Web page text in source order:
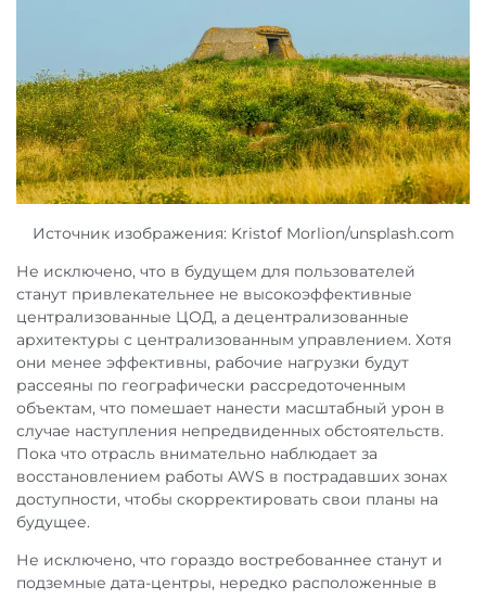
Источник изображения: Kristof Morlion/unsplash.com
Не исключено, что в будущем для пользователей
станут привлекательнее не высокоэффективные
централизованные ЦОД, а децентрализованные
архитектуры с централизованным управлением. Хотя
они менее эффективны, рабочие нагрузки будут
рассеяны по географически рассредоточенным
объектам, что помешает нанести масштабный урон в
случае наступления непредвиденных обстоятельств.
Пока что отрасль внимательно наблюдает за
восстановлением работы AWS в пострадавших зонах
доступности, чтобы скорректировать свои планы на
будущее.
Не исключено, что гораздо востребованнее станут и
подземные дата-центры, нередко расположенные в